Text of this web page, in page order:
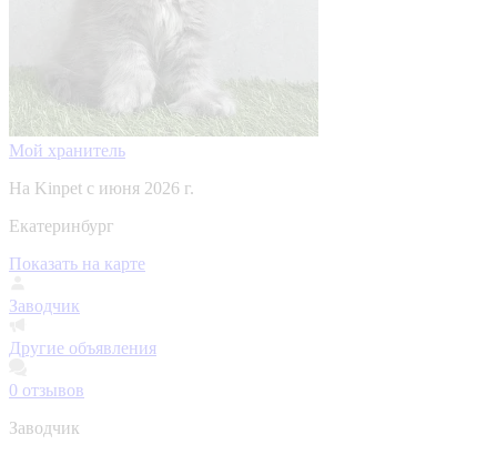
Мой хранитель
На Kinpet c июня 2026 г.
Екатеринбург
Показать на карте
Заводчик
Другие объявления
0 отзывов
Заводчик